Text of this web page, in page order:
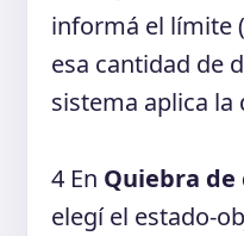
informá el límite
esa cantidad de
sistema aplica la
4 En Quiebra
elegí el estado-